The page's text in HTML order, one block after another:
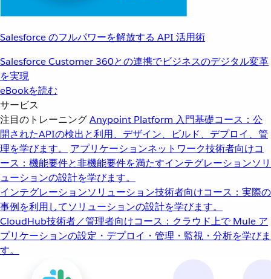
Salesforce のフルパワーを解放する API 活用術
Salesforce Customer 360との連携でビジネスのデジタル変革
を実現
eBookを読む
サービス
注目のトレーニングAnypoint Platform 入門基礎コース：公
開されたAPIの検出と利用、デザイン、ビルド、デプロイ、管
理を学びます。
アプリケーションネットワーク技術者向けコ
ース：機能要件と非機能要件を満たすインテグレーションソリ
ューションの設計を学びます。
インテグレーションソリューション技術者向けコース：実際の
事例を利用してソリューションの設計を学びます。
CloudHub技術者／管理者向けコース：クラウド上で Mule ア
プリケーションの設定・デプロイ・管理・監視・分析を学びま
す。